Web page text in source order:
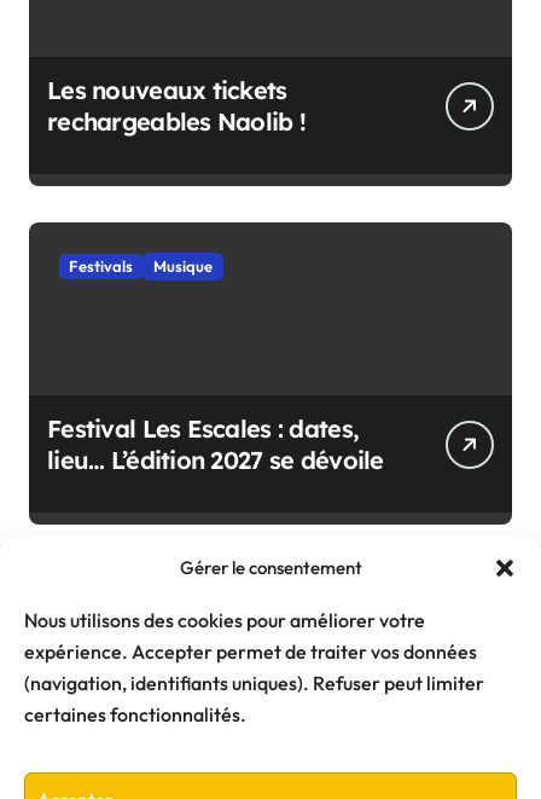
Gérer le consentement
Nous utilisons des cookies pour améliorer votre
expérience. Accepter permet de traiter vos données
(navigation, identifiants uniques). Refuser peut limiter
certaines fonctionnalités.
Les nouveaux tickets
rechargeables Naolib !
Festivals Musique
Festival Les Escales : dates,
lieu… L’édition 2027 se dévoile